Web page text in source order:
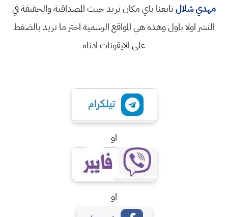
مهدي شلالتابعنا باي مكان تريد حيث المصداقية والحقيقة في
النشر اولا باول وهذه هي المواقع الرسمية اختر ما تريد بالضغط
على الايقونات ادناه
او
او